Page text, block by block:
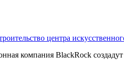
центра
компания BlackRock